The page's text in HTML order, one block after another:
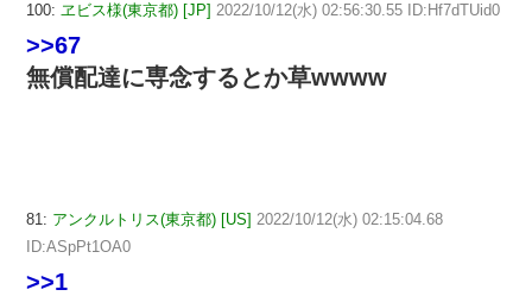
100: ヱビス様(東京都) [JP] 2022/10/12(水) 02:56:30.55 ID:Hf7dTUid0
>>67
無償配達に専念するとか草wwww
81: アンクルトリス(東京都) [US] 2022/10/12(水) 02:15:04.68
ID:ASpPt1OA0
>>1